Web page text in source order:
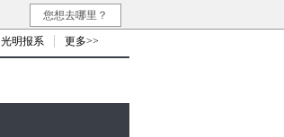
您想去哪里？
光明报系 更多>>